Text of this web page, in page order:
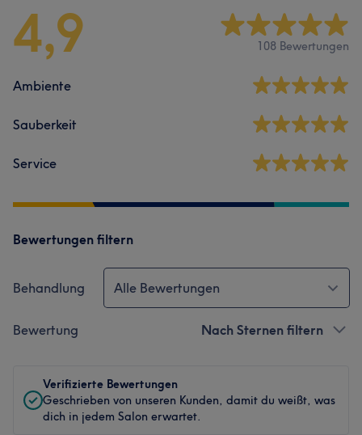
4,9 108 Bewertungen
Ambiente
Sauberkeit
Service
Bewertungen filtern
Behandlung Alle Bewertungen
Bewertung Nach Sternen filtern
Verifizierte Bewertungen
Geschrieben von unseren Kunden, damit du weißt, was
dich in jedem Salon erwartet.